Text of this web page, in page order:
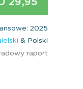
2025
& Polski
raport